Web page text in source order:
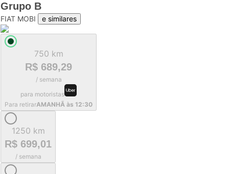
Grupo B
FIAT MOBI e similares
750 km
R$ 689,29
/ semana
para motoristas
Para retirarAMANHÃ às 12:30
1250 km
R$ 699,01
/ semana